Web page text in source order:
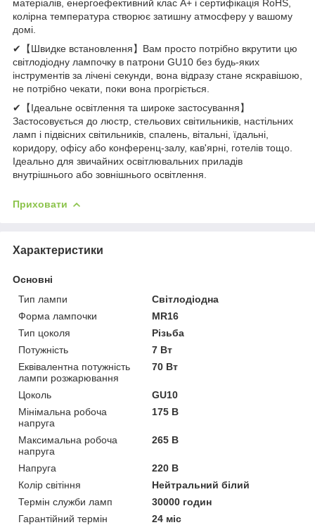
матеріалів, енергоефективний клас A+ і сертифікація RoHS,
колірна температура створює затишну атмосферу у вашому
домі.
✔【Швидке встановлення】Вам просто потрібно вкрутити цю
світлодіодну лампочку в патрони GU10 без будь-яких
інструментів за лічені секунди, вона відразу стане яскравішою,
не потрібно чекати, поки вона прогріється.
✔【Ідеальне освітлення та широке застосування】
Застосовується до люстр, стельових світильників, настільних
ламп і підвісних світильників, спалень, вітальні, їдальні,
коридору, офісу або конференц-залу, кав'ярні, готелів тощо.
Ідеально для звичайних освітлювальних приладів
внутрішнього або зовнішнього освітлення.
Приховати
Характеристики
Основні
Тип лампи
Світлодіодна
Форма лампочки
MR16
Тип цоколя
Різьба
Потужність
7 Вт
Еквівалентна потужність
лампи розжарювання
70 Вт
Цоколь
GU10
Мінімальна робоча
напруга
175 В
Максимальна робоча
напруга
265 В
Напруга
220 В
Колір світіння
Нейтральний білий
Термін служби ламп
30000 годин
Гарантійний термін
24 міс